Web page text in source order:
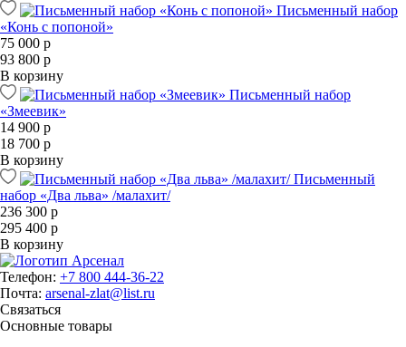
Письменный набор
«Конь с попоной»
75 000 р
93 800 р
В корзину
Письменный набор
«Змеевик»
14 900 р
18 700 р
В корзину
Письменный
набор «Два льва» /малахит/
236 300 р
295 400 р
В корзину
Телефон: +7 800 444-36-22
Почта: arsenal-zlat@list.ru
Связаться
Основные товары